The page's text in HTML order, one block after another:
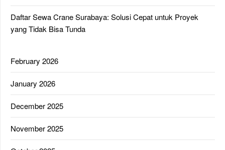
Daftar Sewa Crane Surabaya: Solusi Cepat untuk Proyek
yang Tidak Bisa Tunda
February 2026
January 2026
December 2025
November 2025